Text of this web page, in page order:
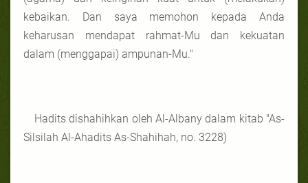
kebaikan. Dan saya memohon kepada Anda
keharusan mendapat rahmat-Mu dan kekuatan
dalam (menggapai) ampunan-Mu."
Hadits dishahihkan oleh Al-Albany dalam kitab "As-
Silsilah Al-Ahadits As-Shahihah, no. 3228)